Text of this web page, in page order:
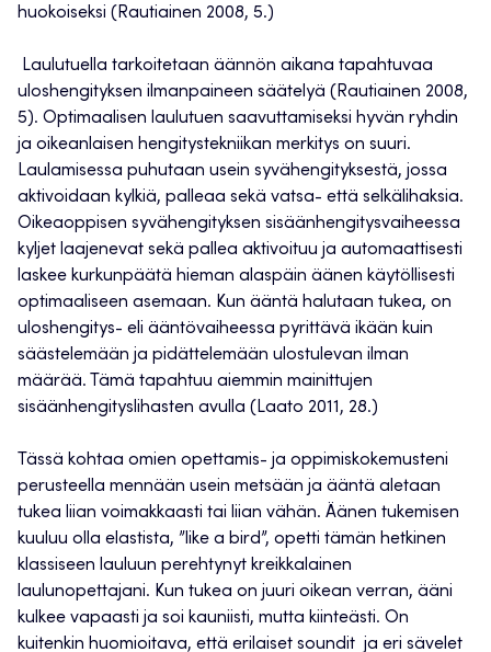
huokoiseksi (Rautiainen 2008, 5.)
Laulutuella tarkoitetaan äännön aikana tapahtuvaa
uloshengityksen ilmanpaineen säätelyä (Rautiainen 2008,
5). Optimaalisen laulutuen saavuttamiseksi hyvän ryhdin
ja oikeanlaisen hengitystekniikan merkitys on suuri.
Laulamisessa puhutaan usein syvähengityksestä, jossa
aktivoidaan kylkiä, palleaa sekä vatsa- että selkälihaksia.
Oikeaoppisen syvähengityksen sisäänhengitysvaiheessa
kyljet laajenevat sekä pallea aktivoituu ja automaattisesti
laskee kurkunpäätä hieman alaspäin äänen käytöllisesti
optimaaliseen asemaan. Kun ääntä halutaan tukea, on
uloshengitys- eli ääntövaiheessa pyrittävä ikään kuin
säästelemään ja pidättelemään ulostulevan ilman
määrää. Tämä tapahtuu aiemmin mainittujen
sisäänhengityslihasten avulla (Laato 2011, 28.)
Tässä kohtaa omien opettamis- ja oppimiskokemusteni
perusteella mennään usein metsään ja ääntä aletaan
tukea liian voimakkaasti tai liian vähän. Äänen tukemisen
kuuluu olla elastista, ”like a bird”, opetti tämän hetkinen
klassiseen lauluun perehtynyt kreikkalainen
laulunopettajani. Kun tukea on juuri oikean verran, ääni
kulkee vapaasti ja soi kauniisti, mutta kiinteästi. On
kuitenkin huomioitava, että erilaiset soundit ja eri sävelet